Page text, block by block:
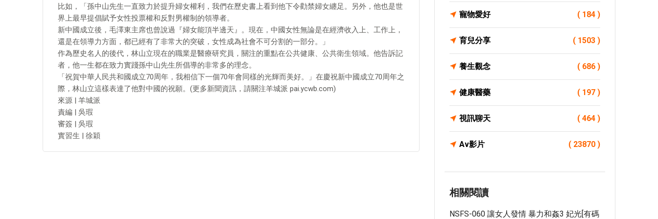
比如，「孫中山先生一直致力於提升婦女權利，我們在歷史書上看到他下令勸禁婦女纏足。另外，他也是世
界上最早提倡賦予女性投票權和反對男權制的領導者。
新中國成立後，毛澤東主席也曾說過『婦女能頂半邊天』。現在，中國女性無論是在經濟收入上、工作上，
還是在領導力方面，都已經有了非常大的突破，女性成為社會不可分割的一部分。」
作為歷史名人的後代，林山立現在的職業是醫療研究員，關注的重點在公共健康、公共衛生領域。他告訴記
者，他一生都在致力實踐孫中山先生所倡導的非常多的理念。
「祝賀中華人民共和國成立70周年，我相信下一個70年會同樣的光輝而美好。」在慶祝新中國成立70周年之
際，林山立這樣表達了他對中國的祝願。(更多新聞資訊，請關注羊城派 pai.ycwb.com)
來源 | 羊城派
責編 | 吳瑕
審簽 | 吳瑕
實習生 | 徐穎
寵物愛好 ( 184 )
育兒分享 ( 1503 )
養生觀念 ( 686 )
健康醫藥 ( 197 )
視訊聊天 ( 464 )
Av影片 ( 23870 )
相關閱讀
NSFS-060 讓女人發情 暴力和姦3 妃光[有碼